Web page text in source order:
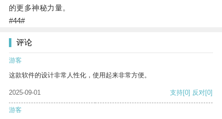
的更多神秘力量。
#44#
评论
游客
这款软件的设计非常人性化，使用起来非常方便。
2025-09-01 支持[0] 反对[0]
游客